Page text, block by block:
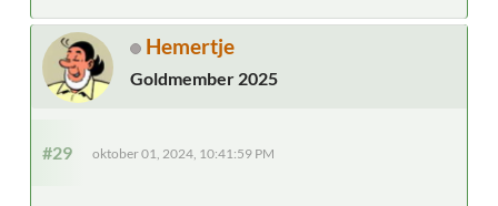
Hemertje
Goldmember 2025
#29 oktober 01, 2024, 10:41:59 PM